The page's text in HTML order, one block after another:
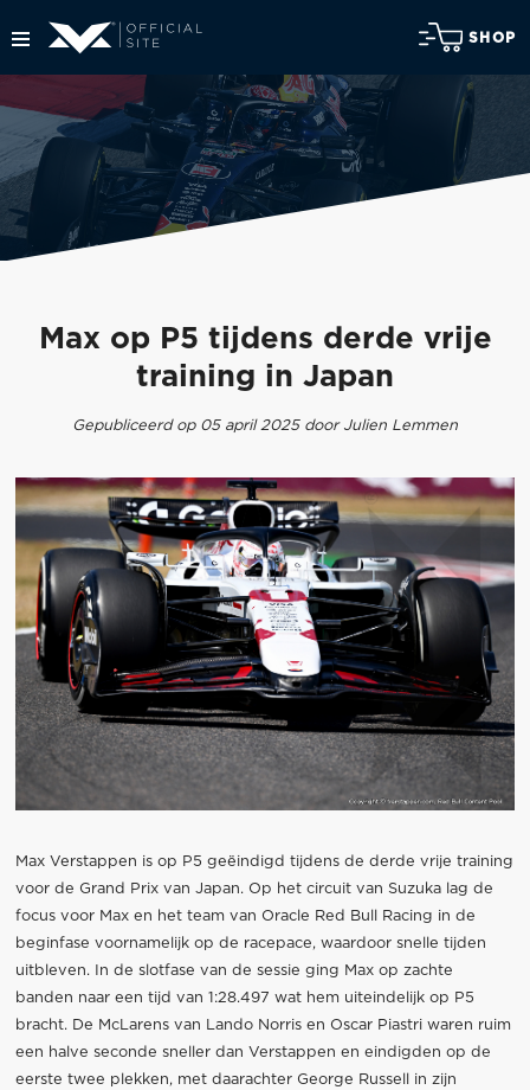
SHOP
Max op P5 tijdens derde vrije
training in Japan
Gepubliceerd op 05 april 2025 door Julien Lemmen
Max Verstappen is op P5 geëindigd tijdens de derde vrije training
voor de Grand Prix van Japan. Op het circuit van Suzuka lag de
focus voor Max en het team van Oracle Red Bull Racing in de
beginfase voornamelijk op de racepace, waardoor snelle tijden
uitbleven. In de slotfase van de sessie ging Max op zachte
banden naar een tijd van 1:28.497 wat hem uiteindelijk op P5
bracht. De McLarens van Lando Norris en Oscar Piastri waren ruim
een halve seconde sneller dan Verstappen en eindigden op de
eerste twee plekken, met daarachter George Russell in zijn